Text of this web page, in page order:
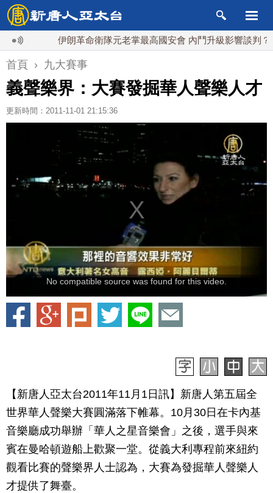
伊朗革命衛隊元老掌最高國安會 內鬥升級影響談判？
首頁 › 九大賽事
義聲樂界：大賽發掘華人聲樂人才
更新時間：2011-11-01 21:15:36
No compatible source was found for this video.
【新唐人亞太台2011年11月1日訊】新唐人第五屆全
世界華人聲樂大賽圓滿落下帷幕。10月30日在卡內基
音樂廳成功舉辦「華人之星音樂會」之後，選手與來
賓在曼哈頓遊船上歡聚一堂。從義大利專程前來紐約
觀看比賽的聲樂界人士認為，大賽為發掘華人聲樂人
才提供了舞臺。